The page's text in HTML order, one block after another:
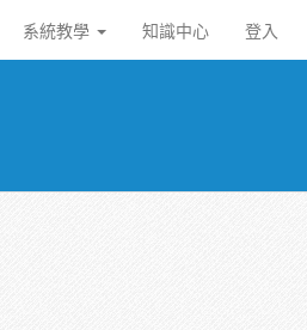
系統教學 知識中心 登入